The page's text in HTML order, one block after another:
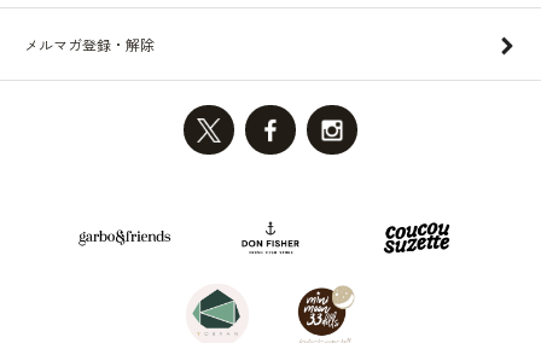
メルマガ登録・解除